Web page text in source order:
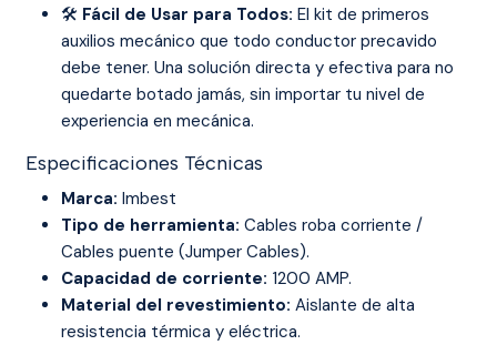
🛠️ Fácil de Usar para Todos: El kit de primeros
auxilios mecánico que todo conductor precavido
debe tener. Una solución directa y efectiva para no
quedarte botado jamás, sin importar tu nivel de
experiencia en mecánica.
Especificaciones Técnicas
Marca: Imbest
Tipo de herramienta: Cables roba corriente /
Cables puente (Jumper Cables).
Capacidad de corriente: 1200 AMP.
Material del revestimiento: Aislante de alta
resistencia térmica y eléctrica.